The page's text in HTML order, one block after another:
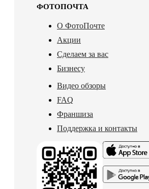
ФОТОПОЧТА
О ФотоПочте
Акции
Сделаем за вас
Бизнесу
Видео обзоры
FAQ
Франшиза
Поддержка и контакты